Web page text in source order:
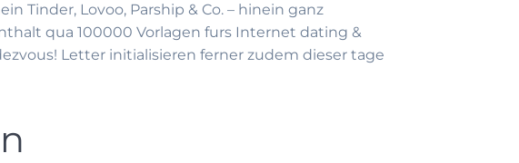
Tinder, Lovoo, Parship & Co. – hinein ganz
qua 100000 Vorlagen furs Internet dating &
Letter initialisieren ferner zudem dieser tage